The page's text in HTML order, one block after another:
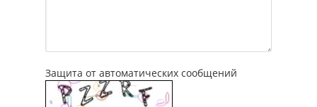
Защита от автоматических сообщений